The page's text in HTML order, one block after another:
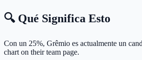
🔍 Qué Significa Esto
Con un 25%, Grêmio es actualmente un
chart on their team page.